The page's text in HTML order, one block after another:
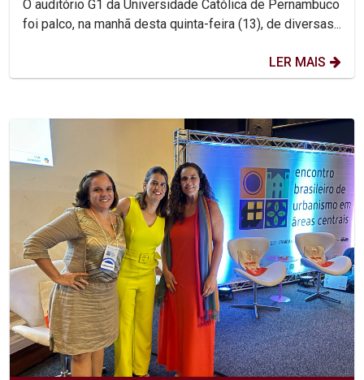
O auditório G1 da Universidade Católica de Pernambuco
foi palco, na manhã desta quinta-feira (13), de diversas...
LER MAIS